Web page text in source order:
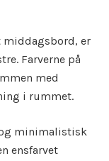
er
Farverne på
med
i rummet.
minimalistisk
ensfarvet